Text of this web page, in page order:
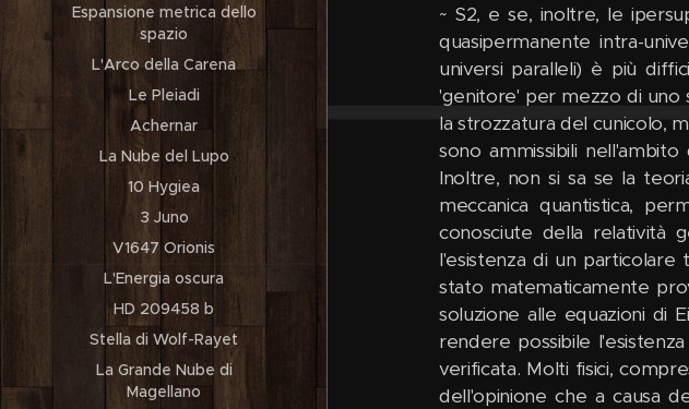
Espansione metrica dello
spazio
L'Arco della Carena
Le Pleiadi
Achernar
La Nube del Lupo
10 Hygiea
3 Juno
V1647 Orionis
L'Energia oscura
HD 209458 b
Stella di Wolf-Rayet
La Grande Nube di
Magellano
~ S2, e se, inoltre, le
quasipermanente intra-
universi paralleli) è più
'genitore' per mezzo di uno
la strozzatura del cunicolo,
sono ammissibili
Inoltre, non si sa se la
meccanica quantistica,
conosciute della relatività
l'esistenza di un particolare
stato matematicamente
soluzione alle equazioni di
rendere possibile
verificata. Molti fisici,
dell'opinione che a causa